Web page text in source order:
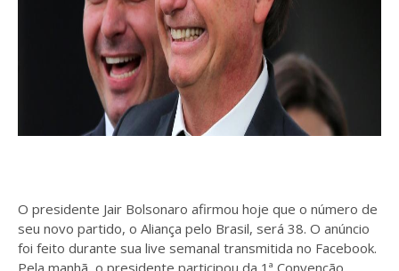
O presidente Jair Bolsonaro afirmou hoje que o número de
seu novo partido, o Aliança pelo Brasil, será 38. O anúncio
foi feito durante sua live semanal transmitida no Facebook.
Pela manhã, o presidente participou da 1ª Convenção